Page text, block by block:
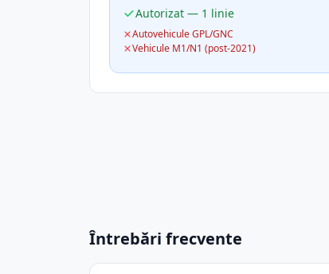
Autorizat — 1 linie
Autovehicule GPL/GNC
Vehicule M1/N1 (post-2021)
Întrebări frecvente